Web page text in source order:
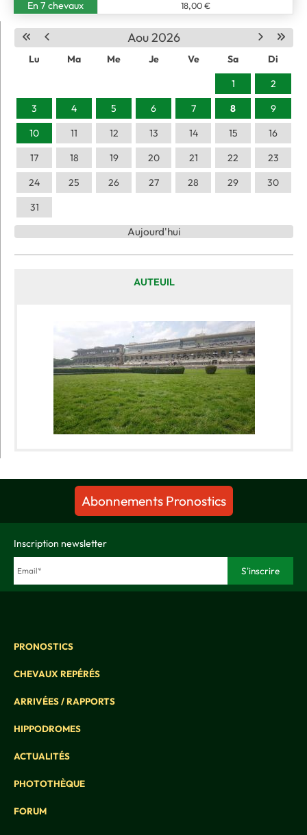
Aou 2026
Lu Ma Me Je Ve Sa
Di
1
2
3
4 5 6 7 8
9
10
11 12 13 14 15
16
17
18 19 20 21 22
23
24
25 26 27 28 29
30
31
Aujourd'hui
AUTEUIL
En 7 chevaux 18,00 €
Abonnements Pronostics
Inscription newsletter
PRONOSTICS
CHEVAUX REPÉRÉS
ARRIVÉES / RAPPORTS
HIPPODROMES
ACTUALITÉS
PHOTOTHÈQUE
FORUM